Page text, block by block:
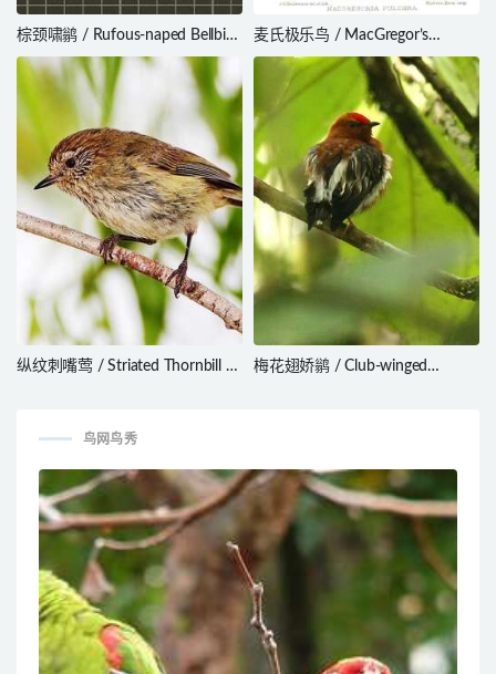
棕颈啸鹟 / Rufous-naped Bellbird
/ Aleadryas rufinucha
麦氏极乐鸟 / MacGregor’s
Honeyeater / Macgregoria
pulchra
纵纹刺嘴莺 / Striated Thornbill /
梅花翅娇鹟 / Club-winged
鸟网鸟秀